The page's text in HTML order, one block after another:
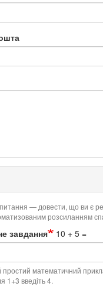
— довести, що ви є
розсиланням
завдання 10 + 5 =
простий математичний
1+3 введіть 4.